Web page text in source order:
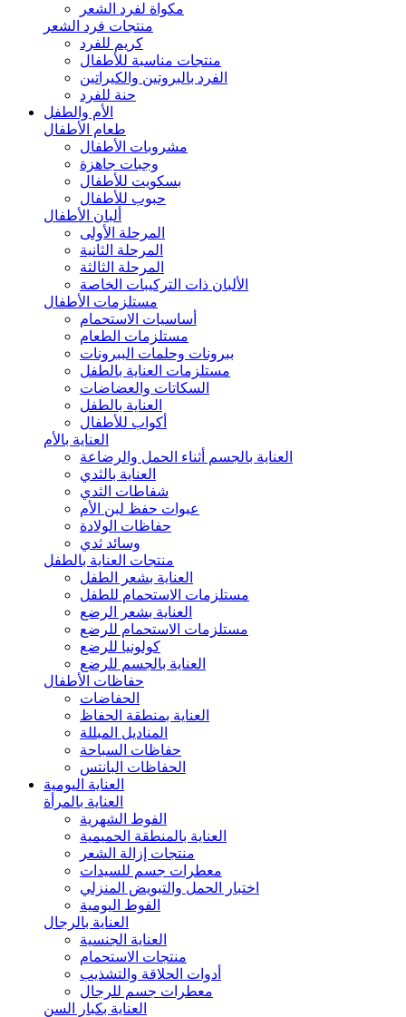
مكواة لفرد الشعر
منتجات فرد الشعر
كريم للفرد
منتجات مناسبة للأطفال
الفرد بالبروتين والكيراتين
حنة للفرد
الأم والطفل
طعام الأطفال
مشروبات الأطفال
وجبات جاهزة
بسكويت للأطفال
حبوب للأطفال
ألبان الأطفال
المرحلة الأولى
المرحلة الثانية
المرحلة الثالثة
الألبان ذات التركيبات الخاصة
مستلزمات الأطفال
أساسيات الاستحمام
مستلزمات الطعام
ببرونات وحلمات الببرونات
مستلزمات العناية بالطفل
السكاتات والعضاضات
العناية بالطفل
أكواب للأطفال
العناية بالأم
العناية بالجسم أثناء الحمل والرضاعة
العناية بالثدي
شفاطات الثدي
عبوات حفظ لبن الأم
حفاظات الولادة
وسائد ثدي
منتجات العناية بالطفل
العناية بشعر الطفل
مستلزمات الاستحمام للطفل
العناية بشعر الرضع
مستلزمات الاستحمام للرضع
كولونيا للرضع
العناية بالجسم للرضع
حفاظات الأطفال
الحفاضات
العناية بمنطقة الحفاظ
المناديل المبللة
حفاظات السباحة
الحفاظات البانتس
العناية اليومية
العناية بالمرأة
الفوط الشهرية
العناية بالمنطقة الحميمية
منتجات إزالة الشعر
معطرات جسم للسيدات
اختبار الحمل والتبويض المنزلي
الفوط اليومية
العناية بالرجال
العناية الجنسية
منتجات الاستحمام
أدوات الحلاقة والتشذيب
معطرات جسم للرجال
العناية بكبار السن